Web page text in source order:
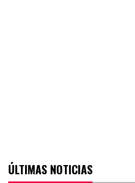
ÚLTIMAS NOTICIAS